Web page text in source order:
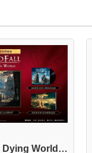
GreedFall : The Dying World ouvre ses précommand...